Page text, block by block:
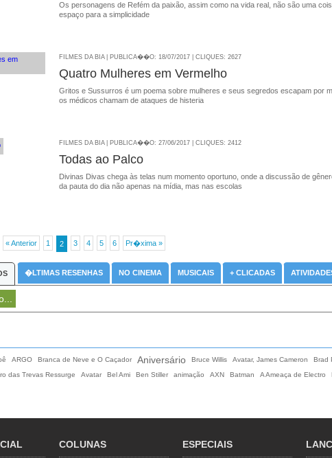
Os personagens de Refém da paixão, assim como na vida real, não são uma
espaço para a simplicidade
FILMES DA BIA | PUBLICA��O: 18/07/2017 | CLIQUES: 2627
Quatro Mulheres em Vermelho
Gritos e Sussurros é um poema sobre mulheres e seus segredos escapam por
os médicos chamam de ataques de histeria
FILMES DA BIA | PUBLICA��O: 27/06/2017 | CLIQUES: 2412
Todas ao Palco
Divinas Divas chega às telas num momento oportuno, onde a discussão de
da pauta do dia não apenas na mídia, mas nas escolas
« Anterior 1 2 3 4 5 6 Pr�xima »
�LTIMAS RESENHAS NO CINEMA MUSICAIS + CLICADAS
ARGO Branca de Neve e O Caçador Aniversário Bruce Willis Avatar, James Cameron Brad
das Trevas Ressurge Avatar Bel Ami Ben Stiller animação AXN Batman A Ameaça de Electro
COLUNAS ESPECIAIS